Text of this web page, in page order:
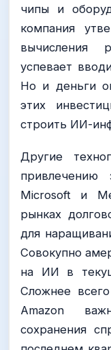
чипы и
компания
вычисления
успевает
Но и деньги
этих
строить ИИ-
Другие
привлечению
Microsoft и
рынках
для
Совокупно
на ИИ в
Сложнее
Amazon
сохранения